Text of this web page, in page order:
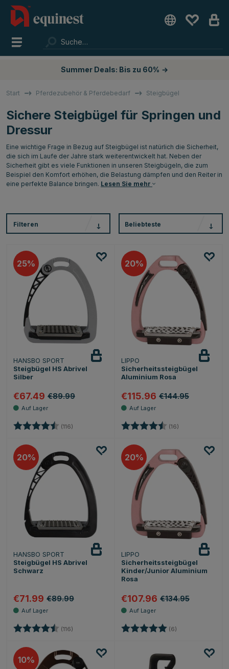
Summer Deals: Bis zu 60% →
Start Pferdezubehör & Pferdebedarf Steigbügel
Sichere Steigbügel für Springen und
Dressur
Eine wichtige Frage in Bezug auf Steigbügel ist natürlich die Sicherheit,
die sich im Laufe der Jahre stark weiterentwickelt hat. Neben der
Sicherheit gibt es viele Funktionen in unseren Steigbügeln, die zum
Beispiel den Komfort erhöhen, die Belastung dämpfen und den Reiter in
eine perfekte Balance bringen. Lesen Sie mehr
Filteren Beliebteste
25
HANSBO SPORT
Steigbügel HS Abrivel
Silber
€67.49 €89.99
Bewertung: (116) 4.8 von 5 Sternen
20
LIPPO
Sicherheitssteigbügel
Aluminium Rosa
€115.96 €144.95
Bewertung: (16)
20
HANSBO SPORT
Steigbügel HS Abrivel
Schwarz
€71.99 €89.99
Bewertung: (116) 4.8 von 5 Sternen
20
LIPPO
Sicherheitssteigbügel
Kinder/Junior Aluminium
Rosa
€107.96 €134.95
Bewertung: (6)
10